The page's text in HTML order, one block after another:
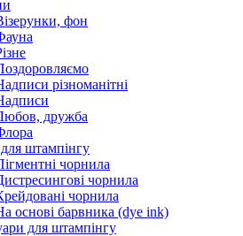
фон
різноманітні
дружба
штампінгу
чорнила
чорнила
чорнила
основі барвника (dye ink)
для штампінгу